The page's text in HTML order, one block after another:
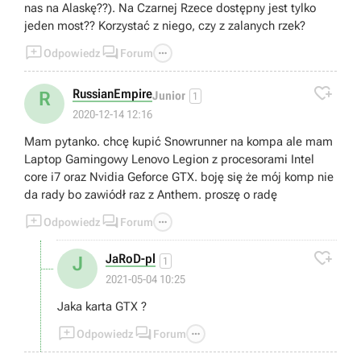
nas na Alaskę??). Na Czarnej Rzece dostępny jest tylko
jeden most?? Korzystać z niego, czy z zalanych rzek?
Odpowiedz  Forum 
R RussianEmpireJunior 1
2020-12-14 12:16

Mam pytanko. chcę kupić Snowrunner na kompa ale mam
Laptop Gamingowy Lenovo Legion z procesorami Intel
core i7 oraz Nvidia Geforce GTX. boję się że mój komp nie
da rady bo zawiódł raz z Anthem. proszę o radę
Odpowiedz  Forum 
J JaRoD-pl 1
2021-05-04 10:25

Jaka karta GTX ?
Odpowiedz  Forum 